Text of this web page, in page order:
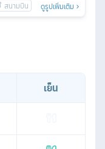
ดูรูปเพิ่มเติม
เย็น